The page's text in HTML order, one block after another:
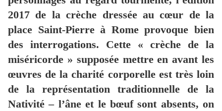
2017 de la crèche dressée au cœur de la
place Saint-Pierre à Rome provoque bien
des interrogations. Cette « crèche de la
miséricorde » supposée mettre en avant les
œuvres de la charité corporelle est très loin
de la représentation traditionnelle de la
Nativité – l’âne et le bœuf sont absents, on